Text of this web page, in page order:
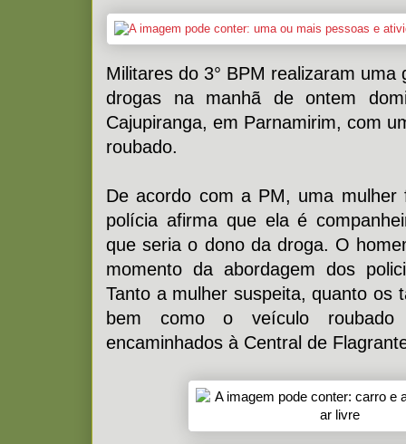
Militares do 3° BPM realizaram uma
drogas na manhã de ontem
Cajupiranga, em Parnamirim, com
roubado.
De acordo com a PM, uma mulher
polícia afirma que ela é
que seria o dono da droga. O
momento da abordagem dos
Tanto a mulher suspeita, quanto os
bem como o veículo roubado
encaminhados à Central de